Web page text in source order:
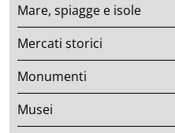
Mare, spiagge e isole
Mercati storici
Monumenti
Musei